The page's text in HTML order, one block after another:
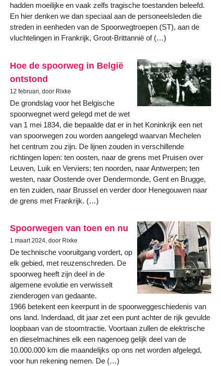
hadden moeilijke en vaak zelfs tragische toestanden beleefd.
En hier denken we dan speciaal aan de personeelsleden die
streden in eenheden van de Spoorwegtroepen (ST), aan de
vluchtelingen in Frankrijk, Groot-Brittannië of (…)
Hoe de spoorweg in België
ontstond
12 februari, door Rixke
De grondslag voor het Belgische
spoorwegnet werd gelegd met de wet
van 1 mei 1834, die bepaalde dat er in het Koninkrijk een net
van spoorwegen zou worden aangelegd waarvan Mechelen
het centrum zou zijn. De lijnen zouden in verschillende
richtingen lopen: ten oosten, naar de grens met Pruisen over
Leuven, Luik en Verviers; ten noorden, naar Antwerpen; ten
westen, naar Oostende over Dendermonde, Gent en Brugge,
en ten zuiden, naar Brussel en verder door Henegouwen naar
de grens met Frankrijk. (…)
Spoorwegen van toen en nu
1 maart 2024, door Rixke
De technische vooruitgang vordert, op
elk gebied, met reuzenschreden. De
spoorweg heeft zijn deel in de
algemene evolutie en verwisselt
zienderogen van gedaante.
1966 betekent een keerpunt in de spoorweggeschiedenis van
ons land. Inderdaad, dit jaar zet een punt achter de rijk gevulde
loopbaan van de stoomtractie. Voortaan zullen de elektrische
en dieselmachines elk een nagenoeg gelijk deel van de
10.000.000 km die maandelijks op ons net worden afgelegd,
voor hun rekening nemen. De (…)